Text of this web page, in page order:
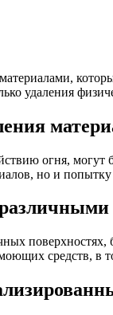
удаления
огня,
но и
поверхностях,
средств, в